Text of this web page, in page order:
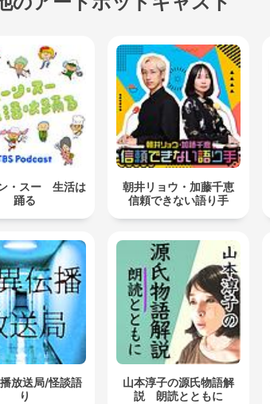
・スー 生活は
踊る
朝井リョウ・加藤千恵
信頼できない語り手
放送局/怪談語
り
山本淳子の源氏物語解
説 朗読とともに